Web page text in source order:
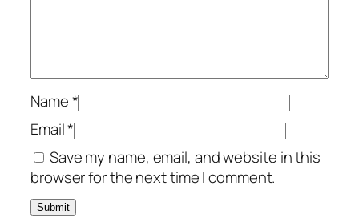
Name*
Email*
Save my name, email, and website in this
browser for the next time I comment.